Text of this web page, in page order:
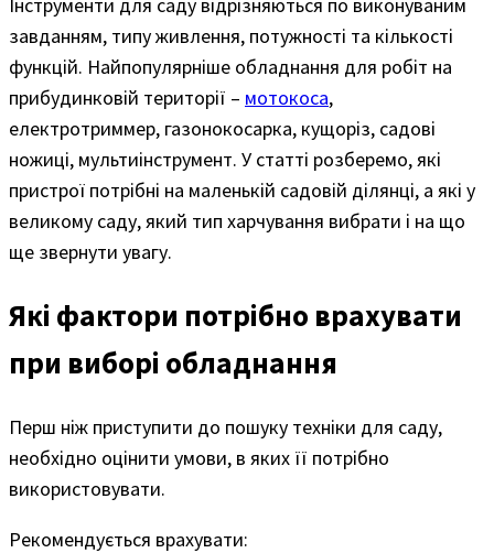
завданням, типу живлення, потужності та кількості
функцій. Найпопулярніше обладнання для робіт на
прибудинковій території – мотокоса,
електротриммер, газонокосарка, кущоріз, садові
ножиці, мультиінструмент. У статті розберемо, які
пристрої потрібні на маленькій садовій ділянці, а які у
великому саду, який тип харчування вибрати і на що
ще звернути увагу.
Які фактори потрібно врахувати
при виборі обладнання
Перш ніж приступити до пошуку техніки для саду,
необхідно оцінити умови, в яких її потрібно
використовувати.
Рекомендується врахувати: